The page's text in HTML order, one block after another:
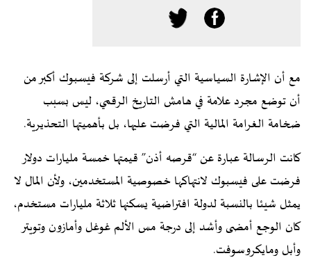
مع أن الإشارة السياسية التي أرسلت إلى شركة فيسبوك أكبر من
أن توضع مجرد علامة في هامش التاريخ الرقمي، ليس بسبب
ضخامة الغرامة المالية التي فرضت عليها، بل بأهميتها التحذيرية.
كانت الرسالة عبارة عن “قرصه أذن” قيمتها خمسة مليارات دولار
فرضت على فيسبوك لانتهاكها خصوصية المستخدمين، ولأن المال لا
يمثل شيئا بالنسبة لدولة افتراضية يسكنها ثلاثة مليارات مستخدم،
كان الوجع أمضى وأشد إلى درجة مس الألم غوغل وأمازون وتويتر
وأبل ومايكروسوفت.